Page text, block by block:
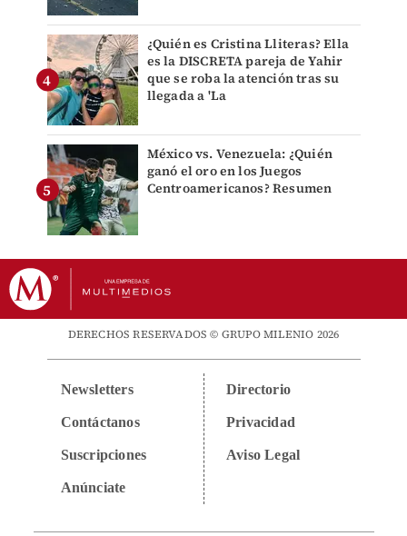
¿Quién es Cristina Lliteras? Ella
es la DISCRETA pareja de Yahir
que se roba la atención tras su
llegada a 'La
México vs. Venezuela: ¿Quién
ganó el oro en los Juegos
Centroamericanos? Resumen
DERECHOS RESERVADOS © GRUPO MILENIO 2026
Newsletters
Contáctanos
Suscripciones
Anúnciate
Directorio
Privacidad
Aviso Legal